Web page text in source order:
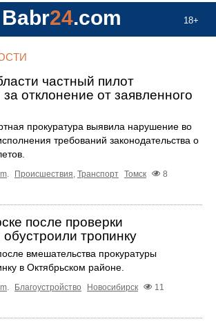
18+
Babr24.com
частный пилот
отклонение от заявленного
прокуратура выявила нарушение во
требований законодательства о
. Происшествия, Транспорт Томск
8
после проверки
тропинку
вмешательства прокуратуры
в Октябрьском районе.
. Благоустройство Новосибирск
11